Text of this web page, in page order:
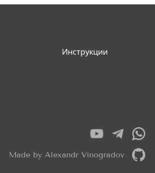
Инструкции
Made by Alexandr Vinogradov